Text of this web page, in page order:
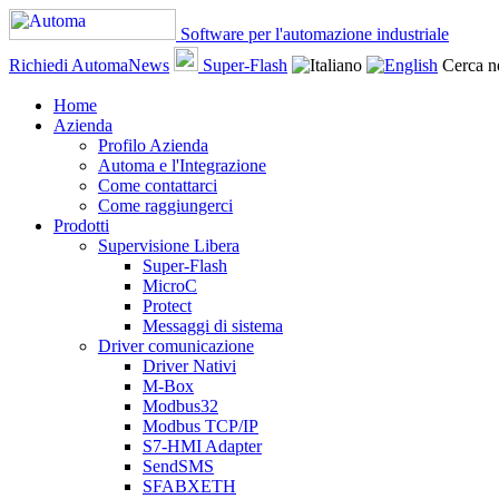
Software per l'automazione industriale
Richiedi AutomaNews
Super-Flash Cerca
Home
Azienda
Profilo Azienda
Automa e l'Integrazione
Come contattarci
Come raggiungerci
Prodotti
Supervisione Libera
Super-Flash
MicroC
Protect
Messaggi di sistema
Driver comunicazione
Driver Nativi
M-Box
Modbus32
Modbus TCP/IP
S7-HMI Adapter
SendSMS
SFABXETH